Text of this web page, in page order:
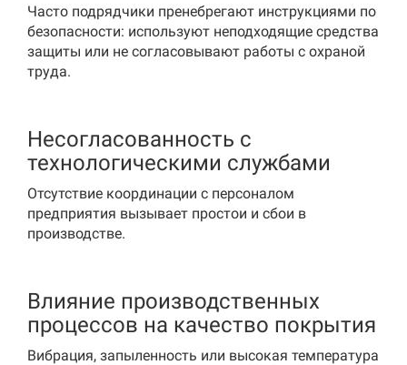
Часто подрядчики пренебрегают инструкциями по
безопасности: используют неподходящие средства
защиты или не согласовывают работы с охраной
труда.
Несогласованность с
технологическими службами
Отсутствие координации с персоналом
предприятия вызывает простои и сбои в
производстве.
Влияние производственных
процессов на качество покрытия
Вибрация, запыленность или высокая температура